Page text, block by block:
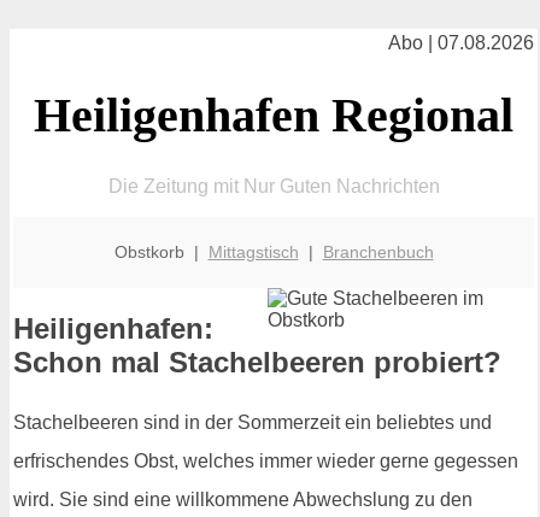
Abo | 07.08.2026
Heiligenhafen Regional
Die Zeitung mit Nur Guten Nachrichten
Obstkorb | Mittagstisch | Branchenbuch
Heiligenhafen:
Schon mal Stachelbeeren probiert?
Stachelbeeren sind in der Sommerzeit ein beliebtes und
erfrischendes Obst, welches immer wieder gerne gegessen
wird. Sie sind eine willkommene Abwechslung zu den